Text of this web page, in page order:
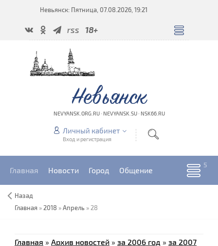
Невьянск: Пятница, 07.08.2026, 19:21
rss 18+
Невьянск
NEVYANSK.ORG.RU · NEVYANSK.SU · NSK66.RU
Личный кабинет
Вход и регистрация
Главная Новости Город Общение
Назад
Главная » 2018 »Апрель » 28
Главная » Архив новостей » за 2006 год » за 2007